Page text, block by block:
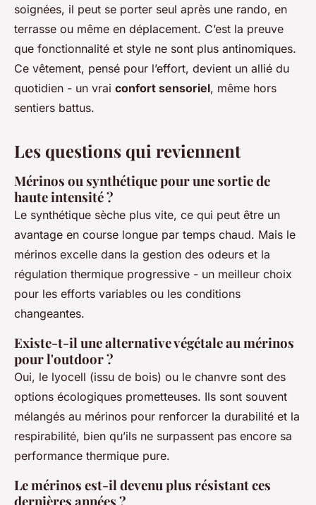
soignées, il peut se porter seul après une rando, en
terrasse ou même en déplacement. C’est la preuve
que fonctionnalité et style ne sont plus antinomiques.
Ce vêtement, pensé pour l’effort, devient un allié du
quotidien - un vrai confort sensoriel, même hors
sentiers battus.
Les questions qui reviennent
Mérinos ou synthétique pour une sortie de
haute intensité ?
Le synthétique sèche plus vite, ce qui peut être un
avantage en course longue par temps chaud. Mais le
mérinos excelle dans la gestion des odeurs et la
régulation thermique progressive - un meilleur choix
pour les efforts variables ou les conditions
changeantes.
Existe-t-il une alternative végétale au mérinos
pour l'outdoor ?
Oui, le lyocell (issu de bois) ou le chanvre sont des
options écologiques prometteuses. Ils sont souvent
mélangés au mérinos pour renforcer la durabilité et la
respirabilité, bien qu’ils ne surpassent pas encore sa
performance thermique pure.
Le mérinos est-il devenu plus résistant ces
dernières années ?